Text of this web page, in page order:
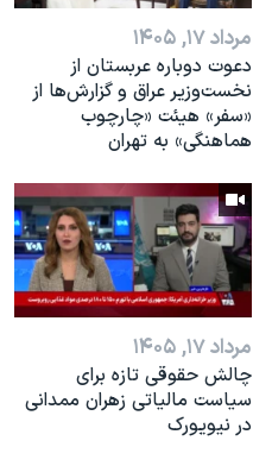
مرداد ۱۷, ۱۴۰۵
دعوت دوباره عربستان از
نخست‌وزیر عراق و گزارش‌ها از
«سفر» هیئت «چارچوب
هماهنگی» به تهران
مرداد ۱۷, ۱۴۰۵
چالش حقوقی تازه برای
سیاست مالیاتی زهران ممدانی
در نیویورک